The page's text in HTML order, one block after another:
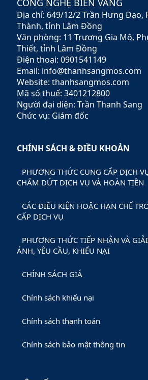
cấp các sản phẩm đa dạng
mà còn mang đến các dịch
vụ tư vấn chuyên nghiệp,
giúp khách hàng tối ưu hóa
lợi nhuận và giảm thiểu rủi
ro.
Địa chỉ: 649/12/2 Trần Hưng Đạo,
Thành, tỉnh Lâm Đồng
Văn phòng: 11 Trương Gia Mô,
Thiết, tỉnh Lâm Đồng
Điện thoại: 0901541149
Email: info@thanhsangmos.com
Website: thanhsangmos.com
Mã số thuế: 3401212800
Người đại diện: Trần Thanh Sang
Chức vụ: Giám đốc
CHÍNH SÁCH & ĐIỀU KHOẢN
PHƯƠNG THỨC CUNG CẤP DỊCH
CHẤM DỨT DỊCH VỤ VÀ HOÀN TIỀN
CÁC ĐIỀU KIỆN HOẶC HẠN CHẾ
CẤP DỊCH VỤ
PHƯƠNG THỨC TIẾP NHẬN VÀ
ÁNH, YÊU CẦU, KHIẾU NẠI
CHÍNH SÁCH GIÁ
Chính sách khiếu nại
Chính sách thanh toán
Chính sách bảo mật thông tin